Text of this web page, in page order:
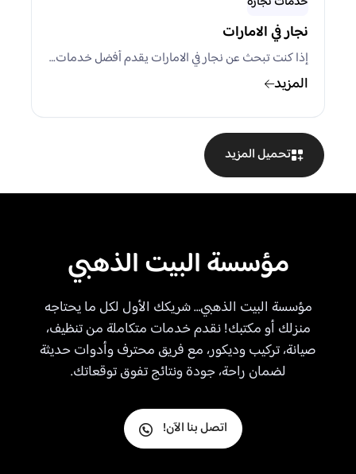
نجار في الامارات
إذا كنت تبحث عن نجار في الامارات يقدم أفضل خدمات…
المزيد
تحميل المزيد
مؤسسة البيت الذهبي
مؤسسة البيت الذهبي… شريكك الأول لكل ما يحتاجه
منزلك أو مكتبك! نقدم خدمات متكاملة من تنظيف،
صيانة، تركيب وديكور، مع فريق محترف وأدوات حديثة
لضمان راحة، جودة ونتائج تفوق توقعاتك.
اتصل بنا الآن!